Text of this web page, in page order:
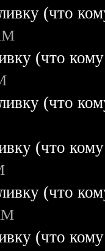
(что
(что
(что
(что
(что
(что